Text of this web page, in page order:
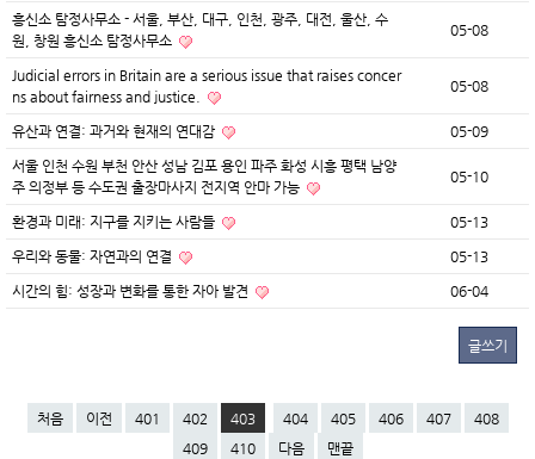
흥신소 탐정사무소 - 서울, 부산, 대구, 인천, 광주, 대전, 울산, 수
원, 창원 흥신소 탐정사무소
05-08
Judicial errors in Britain are a serious issue that raises concer
ns about fairness and justice.
05-08
유산과 연결: 과거와 현재의 연대감 05-09
서울 인천 수원 부천 안산 성남 김포 용인 파주 화성 시흥 평택 남양
주 의정부 등 수도권 출장마사지 전지역 안마 가능
05-10
환경과 미래: 지구를 지키는 사람들 05-13
우리와 동물: 자연과의 연결 05-13
시간의 힘: 성장과 변화를 통한 자아 발견 06-04
글쓰기
처음 이전 401 402 403 404 405 406 407
408
409
410 다음 맨끝